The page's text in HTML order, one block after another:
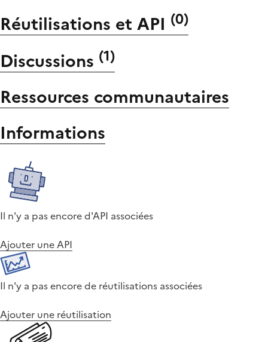
Réutilisations et API (0)
Discussions (1)
Ressources communautaires
Informations
Il n'y a pas encore d'API associées
Ajouter une API
Il n'y a pas encore de réutilisations associées
Ajouter une réutilisation